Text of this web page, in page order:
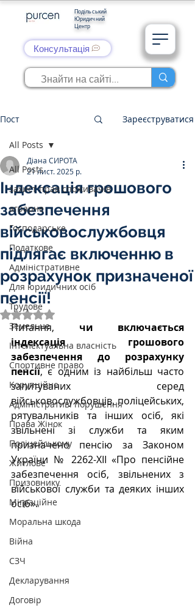
Подільський
Юридичний
Центр
Консультація
Пост Зареєструватися
All Posts
захист прав споживачів
аграрне
Господарське
Податкове
Адміністративне
Для юридичних осіб
Трудове
Земельне
Інтелектуальна власність
Спортивне право
Корупційне
Адміністративі порушення
Права Жінок
Поліцейському
Житлове
Призовнику
Міграційне
Моральна шкода
Війна
СЗЧ
Декларування
Договір
All Posts
Індексація грошового
забезпечення
військовослужбовця
підлягає включенню в
розрахунок призначеної
пенсії!
Діана СИРОТА
21 лист. 2025 р.
Оцінка: NaN з 5 зірок.
Питання, чи включається
індексація грошового
забезпечення до розрахунку
пенсії, є одним із найбільш часто
запитуваних серед
військовослужбовців, поліцейських,
рятувальників та інших осіб, які
звільнені зі служби та яким
призначено пенсію за Законом
України № 2262-XII «Про пенсійне
забезпечення осіб, звільнених з
військової служби та деяких інших
осіб».